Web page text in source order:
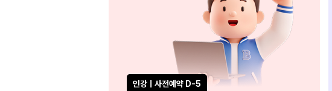
인강ㅣ사전예약 D-5
지금 앞서나가고 싶다면
달려야 한다.
0원으로 약점 보완
자연계 스팀Pack